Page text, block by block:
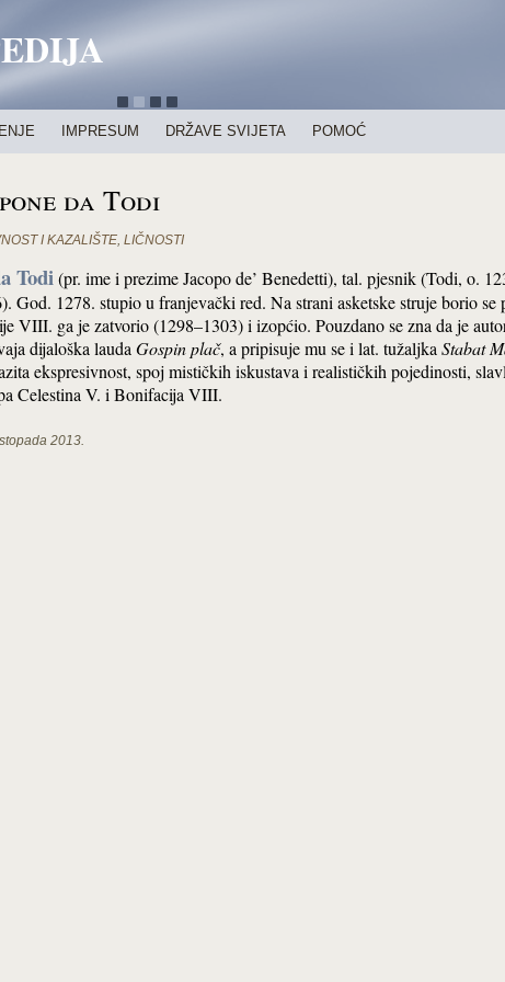
IMPRESUM DRŽAVE SVIJETA POMOĆ
da Todi
I KAZALIŠTE, LIČNOSTI
Todi(pr. ime i prezime Jacopo de’ Benedetti), tal. pjesnik (Todi, o.
God. 1278. stupio u franjevački red. Na strani asketske struje borio se
VIII. ga je zatvorio (1298–1303) i izopćio. Pouzdano se zna da je
dijaloška lauda Gospin plač, a pripisuje mu se i lat. tužaljka Stabat
ekspresivnost, spoj mističkih iskustava i realističkih pojedinosti,
Celestina V. i Bonifacija VIII.
2013.